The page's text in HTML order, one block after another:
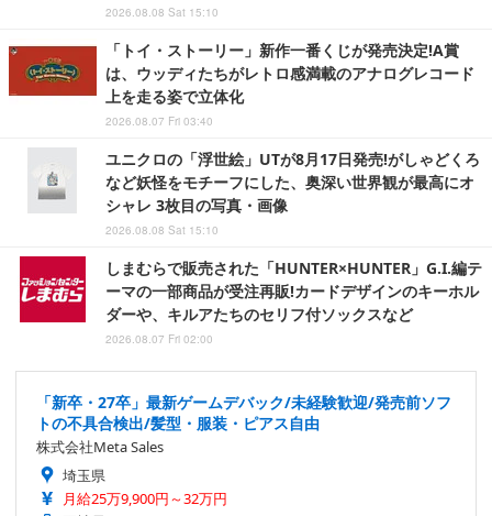
2026.08.08 Sat 15:10
「トイ・ストーリー」新作一番くじが発売決定!A賞
は、ウッディたちがレトロ感満載のアナログレコード
上を走る姿で立体化
2026.08.07 Fri 03:40
ユニクロの「浮世絵」UTが8月17日発売!がしゃどくろ
など妖怪をモチーフにした、奥深い世界観が最高にオ
シャレ 3枚目の写真・画像
2026.08.08 Sat 15:10
しまむらで販売された「HUNTER×HUNTER」G.I.編テ
ーマの一部商品が受注再販!カードデザインのキーホル
ダーや、キルアたちのセリフ付ソックスなど
2026.08.07 Fri 02:00
「新卒・27卒」最新ゲームデバック/未経験歓迎/発売前ソフ
トの不具合検出/髪型・服装・ピアス自由
株式会社Meta Sales
埼玉県
月給25万9,900円～32万円